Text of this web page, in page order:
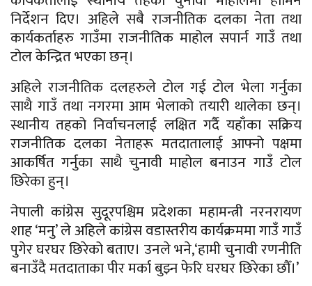
निर्देशन दिए। अहिले सबै राजनीतिक दलका नेता तथा
कार्यकर्ताहरु गाउँमा राजनीतिक माहोल सपार्न गाउँ तथा
टोल केन्द्रित भएका छन्।
अहिले राजनीतिक दलहरुले टोल गई टोल भेला गर्नुका
साथै गाउँ तथा नगरमा आम भेलाको तयारी थालेका छन्।
स्थानीय तहको निर्वाचनलाई लक्षित गर्दै यहाँका सक्रिय
राजनीतिक दलका नेताहरू मतदातालाई आफ्नो पक्षमा
आकर्षित गर्नुका साथै चुनावी माहोल बनाउन गाउँ टोल
छिरेका हुन्।
नेपाली कांग्रेस सुदूरपश्चिम प्रदेशका महामन्त्री नरनरायण
शाह ‘मनु’ ले अहिले कांग्रेस वडास्तरीय कार्यक्रममा गाउँ गाउँ
पुगेर घरघर छिरेको बताए। उनले भने,‘हामी चुनावी रणनीति
बनाउँदै मतदाताका पीर मर्का बुझ्न फेरि घरघर छिरेका छौँ।’